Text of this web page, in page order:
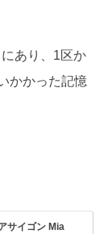
あり、1区か
かかった記憶
サイゴン Mia